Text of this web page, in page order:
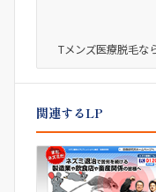
Tメンズ医療脱毛な
関連するLP